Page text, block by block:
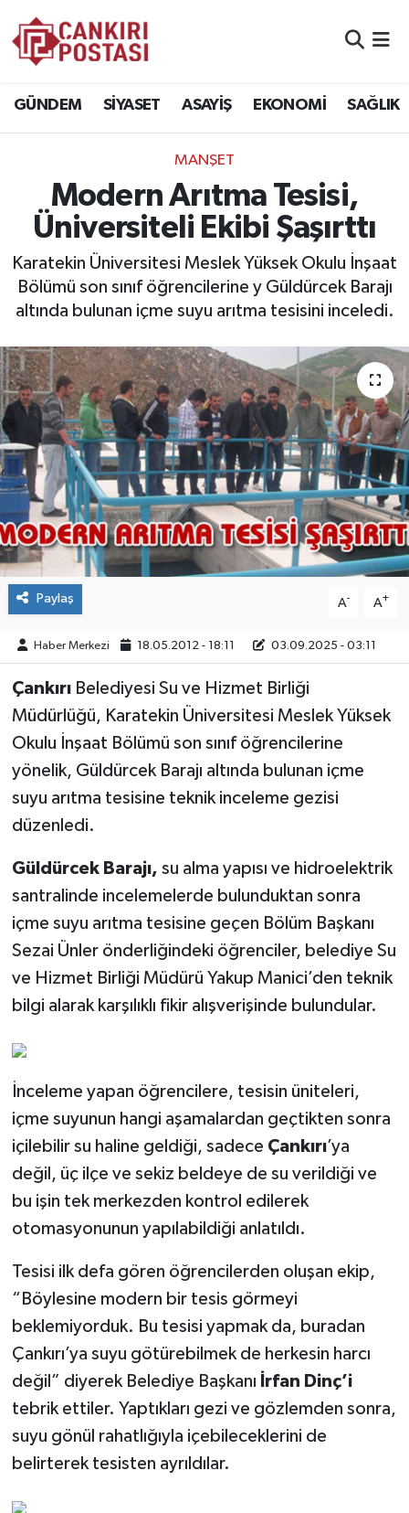
GÜNDEM SİYASET ASAYİŞ EKONOMİ SAĞLIK
MANŞET
Modern Arıtma Tesisi,
Üniversiteli Ekibi Şaşırttı
Karatekin Üniversitesi Meslek Yüksek Okulu İnşaat
Bölümü son sınıf öğrencilerine y Güldürcek Barajı
altında bulunan içme suyu arıtma tesisini inceledi.
Paylaş A- A+
Haber Merkezi 18.05.2012 - 18:11 03.09.2025 - 03:11
Çankırı Belediyesi Su ve Hizmet Birliği
Müdürlüğü, Karatekin Üniversitesi Meslek Yüksek
Okulu İnşaat Bölümü son sınıf öğrencilerine
yönelik, Güldürcek Barajı altında bulunan içme
suyu arıtma tesisine teknik inceleme gezisi
düzenledi.
Güldürcek Barajı, su alma yapısı ve hidroelektrik
santralinde incelemelerde bulunduktan sonra
içme suyu arıtma tesisine geçen Bölüm Başkanı
Sezai Ünler önderliğindeki öğrenciler, belediye Su
ve Hizmet Birliği Müdürü Yakup Manici’den teknik
bilgi alarak karşılıklı fikir alışverişinde bulundular.
İnceleme yapan öğrencilere, tesisin üniteleri,
içme suyunun hangi aşamalardan geçtikten sonra
içilebilir su haline geldiği, sadece Çankırı’ya
değil, üç ilçe ve sekiz beldeye de su verildiği ve
bu işin tek merkezden kontrol edilerek
otomasyonunun yapılabildiği anlatıldı.
Tesisi ilk defa gören öğrencilerden oluşan ekip,
“Böylesine modern bir tesis görmeyi
beklemiyorduk. Bu tesisi yapmak da, buradan
Çankırı’ya suyu götürebilmek de herkesin harcı
değil” diyerek Belediye Başkanı İrfan Dinç’i
tebrik ettiler. Yaptıkları gezi ve gözlemden sonra,
suyu gönül rahatlığıyla içebileceklerini de
belirterek tesisten ayrıldılar.
EKONOMİ
SAĞLIK
SPOR
EĞİTİM
YAŞAM
ÇEVRE
İLÇELER
RESMİ İLANLAR
KÜLTÜR
VEFAT
BİLİM&TEKNOLOJİ
BÖLGE
TÜRKİYE
Trafik Durumu
Süper Lig Puan Durumu ve Fikstür
Tüm Manşetler
Son Dakika Haberleri
Haber Arşivi